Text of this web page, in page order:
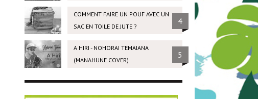
COMMENT FAIRE UN POUF AVEC UN
SAC EN TOILE DE JUTE ?
4
A HIRI - NOHORAI TEMAIANA
(MANAHUNE COVER)
5